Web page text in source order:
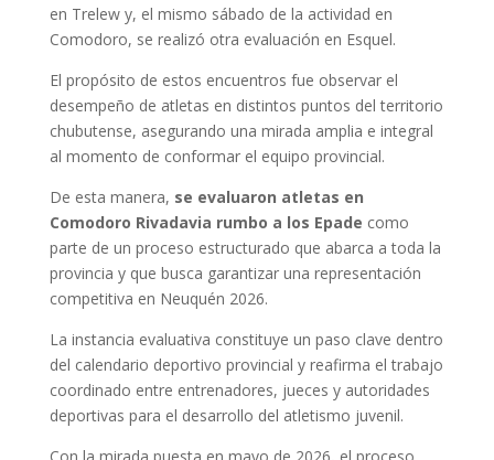
en Trelew y, el mismo sábado de la actividad en
Comodoro, se realizó otra evaluación en Esquel.
El propósito de estos encuentros fue observar el
desempeño de atletas en distintos puntos del territorio
chubutense, asegurando una mirada amplia e integral
al momento de conformar el equipo provincial.
De esta manera, se evaluaron atletas en
Comodoro Rivadavia rumbo a los Epade como
parte de un proceso estructurado que abarca a toda la
provincia y que busca garantizar una representación
competitiva en Neuquén 2026.
La instancia evaluativa constituye un paso clave dentro
del calendario deportivo provincial y reafirma el trabajo
coordinado entre entrenadores, jueces y autoridades
deportivas para el desarrollo del atletismo juvenil.